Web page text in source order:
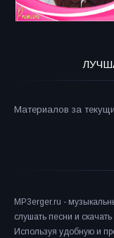
Материалов за
MP3erger.ru -
слушать песни и
Используя удобную и